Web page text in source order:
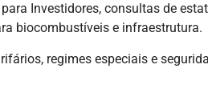
Investidores, consultas de
biocombustíveis e infraestrutura.
regimes especiais e